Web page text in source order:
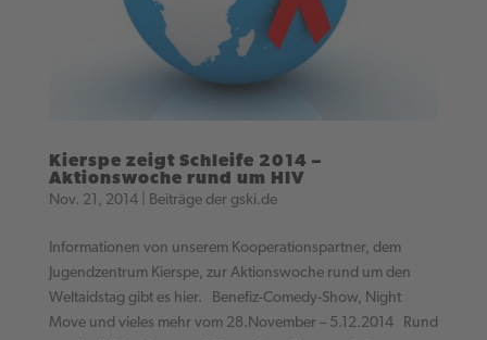
Kierspe zeigt Schleife 2014 –
Aktionswoche rund um HIV
Nov. 21, 2014| Beiträge der gski.de
Informationen von unserem Kooperationspartner, dem
Jugendzentrum Kierspe, zur Aktionswoche rund um den
Weltaidstag gibt es hier. Benefiz-Comedy-Show, Night
Move und vieles mehr vom 28.November – 5.12.2014 Rund